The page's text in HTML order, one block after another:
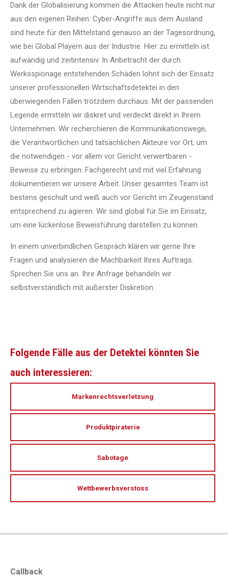
Dank der Globalisierung kommen die Attacken heute nicht nur
aus den eigenen Reihen. Cyber-Angriffe aus dem Ausland
sind heute für den Mittelstand genauso an der Tagesordnung,
wie bei Global Playern aus der Industrie. Hier zu ermitteln ist
aufwändig und zeitintensiv. In Anbetracht der durch
Werksspionage entstehenden Schäden lohnt sich der Einsatz
unserer professionellen Wirtschaftsdetektei in den
überwiegenden Fällen trotzdem durchaus. Mit der passenden
Legende ermitteln wir diskret und verdeckt direkt in Ihrem
Unternehmen. Wir recherchieren die Kommunikationswege,
die Verantwortlichen und tatsächlichen Akteure vor Ort, um
die notwendigen - vor allem vor Gericht verwertbaren -
Beweise zu erbringen. Fachgerecht und mit viel Erfahrung
dokumentieren wir unsere Arbeit. Unser gesamtes Team ist
bestens geschult und weiß auch vor Gericht im Zeugenstand
entsprechend zu agieren. Wir sind global für Sie im Einsatz,
um eine lückenlose Beweisführung darstellen zu können.
In einem unverbindlichen Gespräch klären wir gerne Ihre
Fragen und analysieren die Machbarkeit Ihres Auftrags.
Sprechen Sie uns an. Ihre Anfrage behandeln wir
selbstverständlich mit äußerster Diskretion.
Folgende Fälle aus der Detektei könnten Sie
auch interessieren:
Markenrechtsverletzung
Produktpiraterie
Sabotage
Wettbewerbsverstoss
Callback